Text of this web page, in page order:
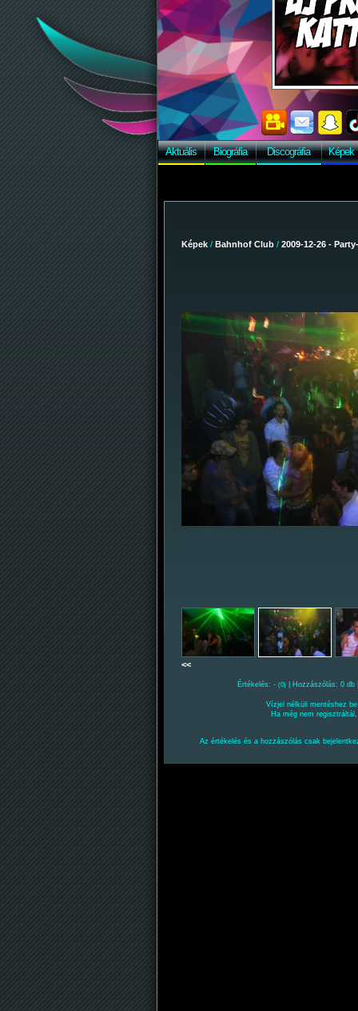
Aktuális Biográfia Discográfia Képek
Képek / Bahnhof Club / 2009-12-26 -
<<
Értékelés: - (0) | Hozzászólás: 0
Vízjel nélküli mentéshez
Ha még nem
Az értékelés és a hozzászólás csak